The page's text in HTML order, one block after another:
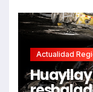
Actualidad